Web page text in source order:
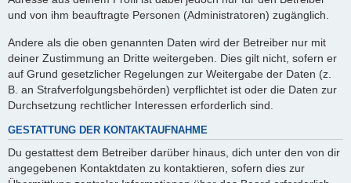
und von ihm beauftragte Personen (Administratoren) zugänglich.
Andere als die oben genannten Daten wird der Betreiber nur mit
deiner Zustimmung an Dritte weitergeben. Dies gilt nicht, sofern er
auf Grund gesetzlicher Regelungen zur Weitergabe der Daten (z.
B. an Strafverfolgungsbehörden) verpflichtet ist oder die Daten zur
Durchsetzung rechtlicher Interessen erforderlich sind.
GESTATTUNG DER KONTAKTAUFNAHME
Du gestattest dem Betreiber darüber hinaus, dich unter den von dir
angegebenen Kontaktdaten zu kontaktieren, sofern dies zur